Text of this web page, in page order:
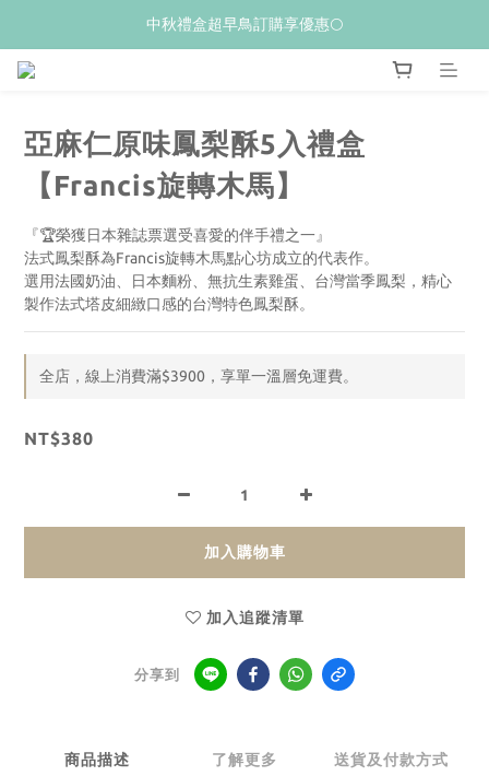
𝙒𝙚𝙡𝙘𝙤𝙢𝙚💝 新加入會員贈$𝟭𝟬𝟬購物金
中秋禮盒超早鳥訂購享優惠🌕
亞麻仁原味鳳梨酥5入禮盒
【Francis旋轉木馬】
『🏆榮獲日本雜誌票選受喜愛的伴手禮之一』
法式鳳梨酥為Francis旋轉木馬點心坊成立的代表作。
選用法國奶油、日本麵粉、無抗生素雞蛋、台灣當季鳳梨，精心
製作法式塔皮細緻口感的台灣特色鳳梨酥。
全店，線上消費滿$3900，享單一溫層免運費。
NT$380
加入購物車
加入追蹤清單
分享到
商品描述 了解更多 送貨及付款方式